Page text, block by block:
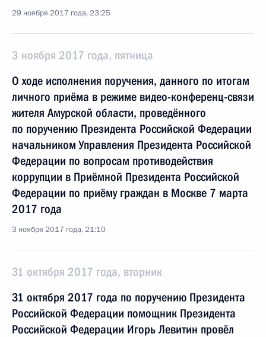
29 ноября 2017 года, 23:25
3 ноября 2017 года, пятница
О ходе исполнения поручения, данного по итогам
личного приёма в режиме видео-конференц-связи
жителя Амурской области, проведённого
по поручению Президента Российской Федерации
начальником Управления Президента Российской
Федерации по вопросам противодействия
коррупции в Приёмной Президента Российской
Федерации по приёму граждан в Москве 7 марта
2017 года
3 ноября 2017 года, 21:10
31 октября 2017 года, вторник
31 октября 2017 года по поручению Президента
Российской Федерации помощник Президента
Российской Федерации Игорь Левитин провёл